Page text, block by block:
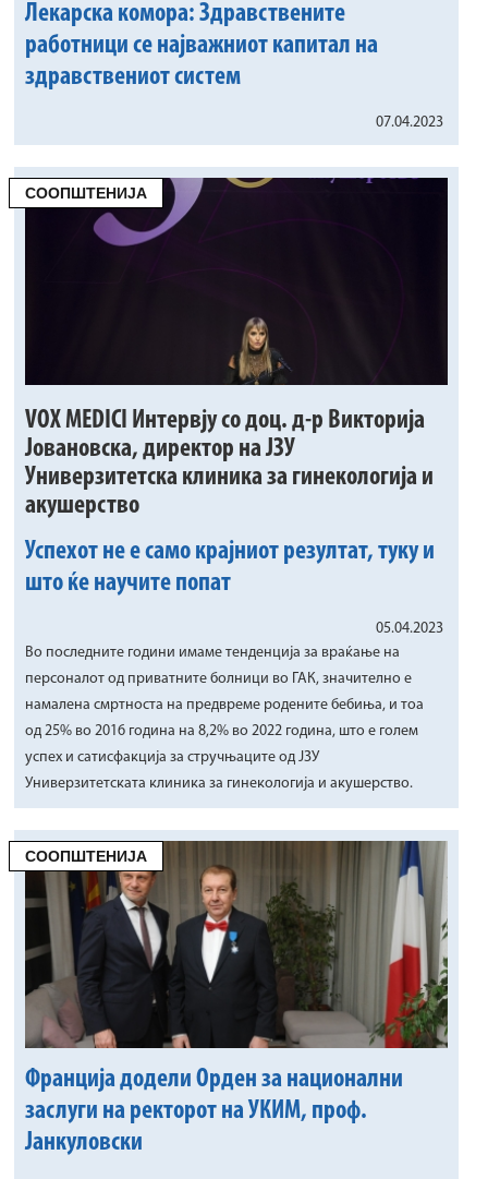
Лекарска комора: Здравствените
работници се најважниот капитал на
здравствениот систем
07.04.2023
СООПШТЕНИЈА
VOX MEDICI Интервју со доц. д-р Викторија
Јовановска, директор на ЈЗУ
Универзитетска клиника за гинекологија и
акушерство
Успехот не е само крајниот резултат, туку и
што ќе научите попат
05.04.2023
Во последните години имаме тенденција за враќање на
персоналот од приватните болници во ГАК, значително е
намалена смртноста на предвреме родените бебиња, и тоа
од 25% во 2016 година на 8,2% во 2022 година, што е голем
успех и сатисфакција за стручњаците од ЈЗУ
Универзитетската клиника за гинекологија и акушерство.
СООПШТЕНИЈА
Франција додели Орден за национални
заслуги на ректорот на УКИМ, проф.
Јанкуловски